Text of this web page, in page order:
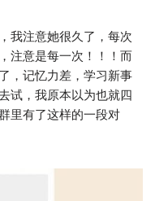
我注意她很久了，每次
注意是每一次！！！而
，记忆力差，学习新事
试，我原本以为也就四
里有了这样的一段对